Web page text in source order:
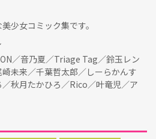
少女コミック集です。
／音乃夏／Triage Tag／鈴玉レン
未来／千葉哲太郎／しーらかんす
秋月たかひろ／Rico／叶竜児／ア